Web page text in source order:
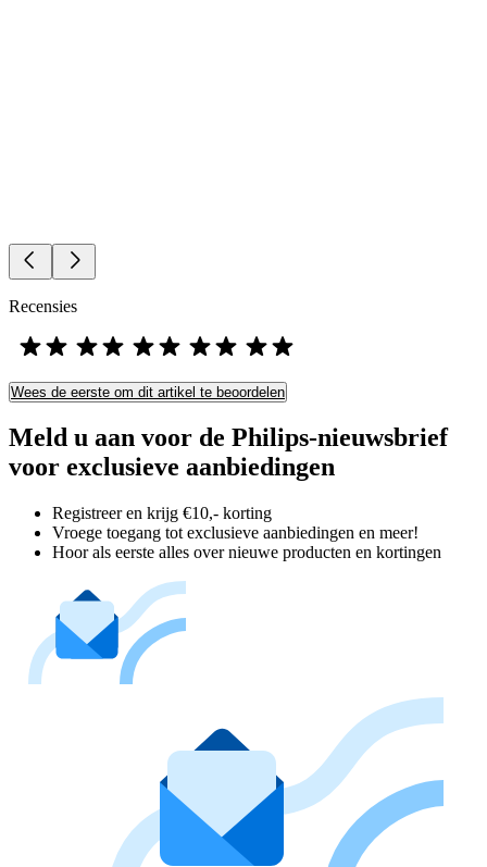
Recensies
Wees de eerste om dit artikel te beoordelen
Meld u aan voor de Philips-nieuwsbrief
voor exclusieve aanbiedingen
Registreer en krijg €10,- korting
Vroege toegang tot exclusieve aanbiedingen en meer!
Hoor als eerste alles over nieuwe producten en kortingen